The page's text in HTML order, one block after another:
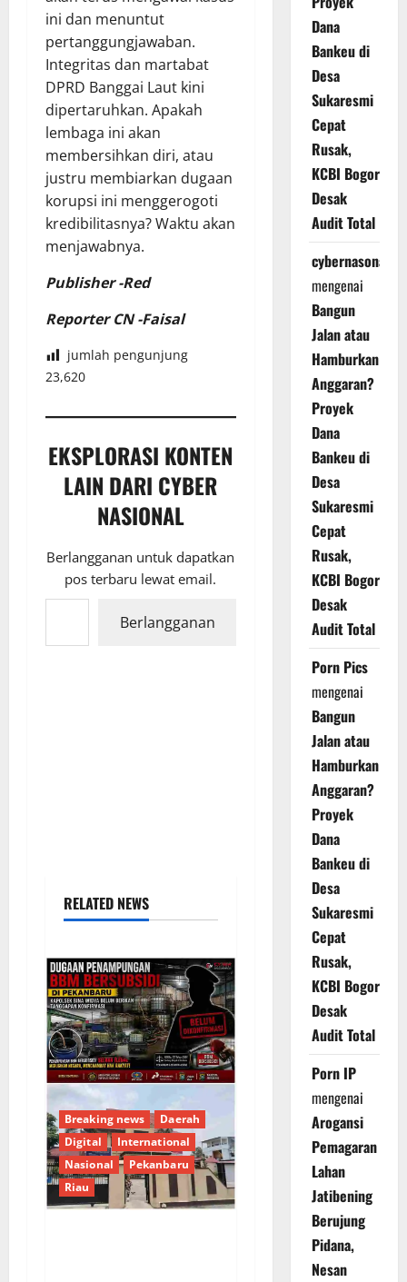
ini dan menuntut
pertanggungjawaban.
Integritas dan martabat
DPRD Banggai Laut kini
dipertaruhkan. Apakah
lembaga ini akan
membersihkan diri, atau
justru membiarkan dugaan
korupsi ini menggerogoti
kredibilitasnya? Waktu akan
menjawabnya.
Publisher -Red
Reporter CN -Faisal
jumlah pengunjung
23,620
EKSPLORASI KONTEN
LAIN DARI CYBER
NASIONAL
Berlangganan untuk dapatkan
pos terbaru lewat email.
Ketikkan email Anda...
Berlangganan
RELATED NEWS
Breaking news
Daerah
Digital
International
Nasional
Pekanbaru
Riau
Dana
Bankeu di
Desa
Sukaresmi
Cepat
Rusak,
KCBI Bogor
Desak
Audit Total
cybernasonal
mengenai
Bangun
Jalan atau
Hamburkan
Anggaran?
Proyek
Dana
Bankeu di
Desa
Sukaresmi
Cepat
Rusak,
KCBI Bogor
Desak
Audit Total
Porn Pics
mengenai
Bangun
Jalan atau
Hamburkan
Anggaran?
Proyek
Dana
Bankeu di
Desa
Sukaresmi
Cepat
Rusak,
KCBI Bogor
Desak
Audit Total
Porn IP
mengenai
Arogansi
Pemagaran
Lahan
Jatibening
Berujung
Pidana,
Nesan